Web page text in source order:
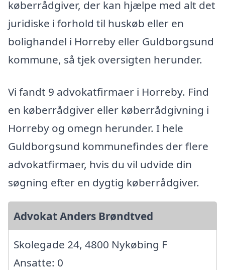
køberrådgiver, der kan hjælpe med alt det
juridiske i forhold til huskøb eller en
bolighandel i Horreby eller Guldborgsund
kommune, så tjek oversigten herunder.
Vi fandt 9 advokatfirmaer i Horreby. Find
en køberrådgiver eller køberrådgivning i
Horreby og omegn herunder. I hele
Guldborgsund kommunefindes der flere
advokatfirmaer, hvis du vil udvide din
søgning efter en dygtig køberrådgiver.
Advokat Anders Brøndtved
Skolegade 24, 4800 Nykøbing F
Ansatte: 0